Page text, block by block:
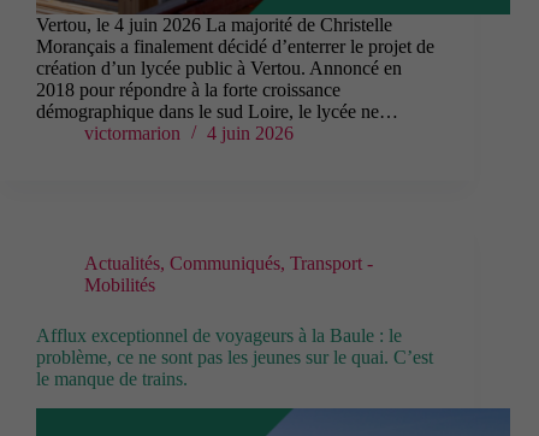
Vertou, le 4 juin 2026 La majorité de Christelle
Morançais a finalement décidé d’enterrer le projet de
création d’un lycée public à Vertou. Annoncé en
2018 pour répondre à la forte croissance
démographique dans le sud Loire, le lycée ne…
victormarion
4 juin 2026
Actualités, Communiqués, Transport -
Mobilités
Afflux exceptionnel de voyageurs à la Baule : le
problème, ce ne sont pas les jeunes sur le quai. C’est
le manque de trains.